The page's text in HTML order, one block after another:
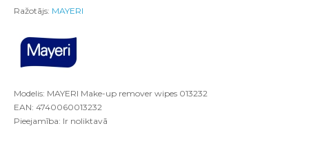
Ražotājs: MAYERI
Modelis: MAYERI Make-up remover wipes 013232
EAN: 4740060013232
Pieejamība: Ir noliktavā